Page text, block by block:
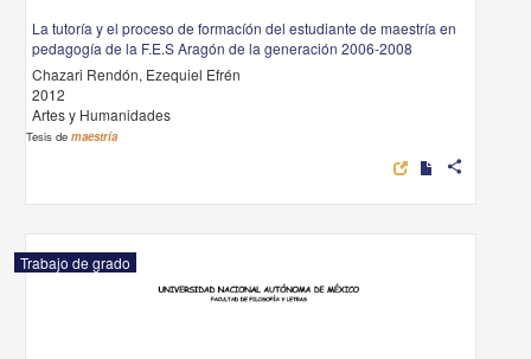
La tutoría y el proceso de formacíón del estudiante de maestría en
pedagogía de la F.E.S Aragón de la generación 2006-2008
Chazari Rendón, Ezequiel Efrén
2012
Artes y Humanidades
Tesis demaestría
share
Trabajo de grado